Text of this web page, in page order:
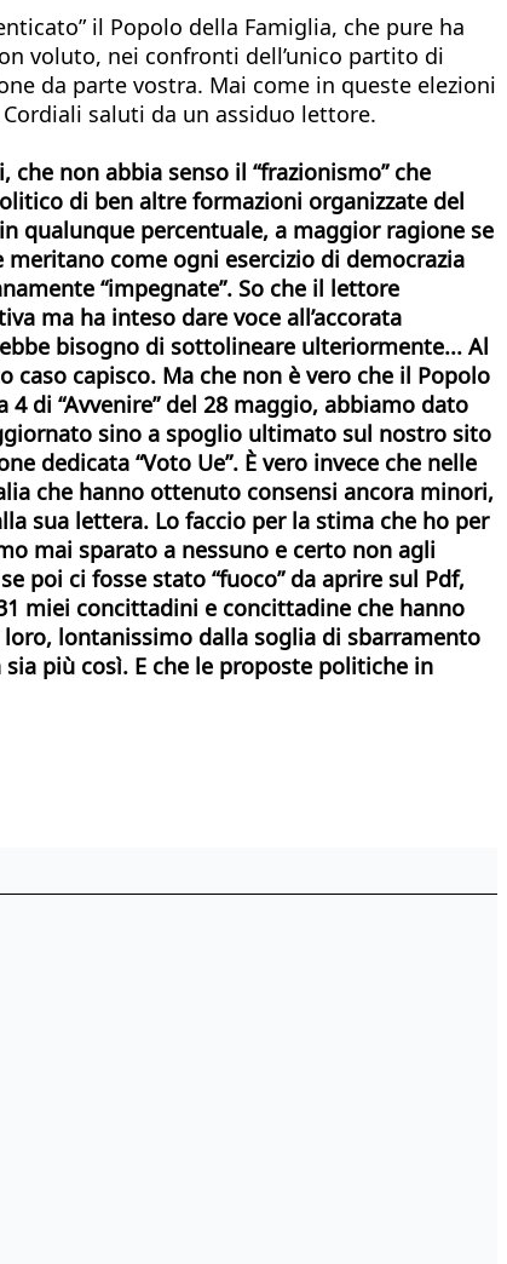
il Popolo della Famiglia, che pure ha
voluto, nei confronti dell’unico partito di
da parte vostra. Mai come in queste elezioni
saluti da un assiduo lettore.
non abbia senso il “frazionismo” che
di ben altre formazioni organizzate del
qualunque percentuale, a maggior ragione se
come ogni esercizio di democrazia
“impegnate”. So che il lettore
ma ha inteso dare voce all’accorata
bisogno di sottolineare ulteriormente... Al
capisco. Ma che non è vero che il Popolo
di “Avvenire” del 28 maggio, abbiamo dato
sino a spoglio ultimato sul nostro sito
dedicata “Voto Ue”. È vero invece che nelle
che hanno ottenuto consensi ancora minori,
sua lettera. Lo faccio per la stima che ho per
mai sparato a nessuno e certo non agli
poi ci fosse stato “fuoco” da aprire sul Pdf,
miei concittadini e concittadine che hanno
lontanissimo dalla soglia di sbarramento
più così. E che le proposte politiche in